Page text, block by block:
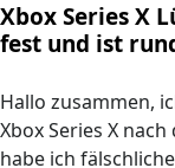
Xbox Series X
fest und ist
Hallo zusammen,
Xbox Series X
habe ich